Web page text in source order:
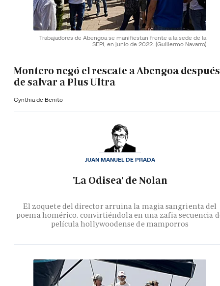
Trabajadores de Abengoa se manifiestan frente a la sede de la
SEPI, en junio de 2022. (Guillermo Navarro)
Montero negó el rescate a Abengoa después
de salvar a Plus Ultra
Cynthia de Benito
'La Odisea' de Nolan
El zoquete del director arruina la magia sangrienta del
poema homérico, convirtiéndola en una zafia secuencia
película hollywoodense de mamporros
JUAN MANUEL DE PRADA